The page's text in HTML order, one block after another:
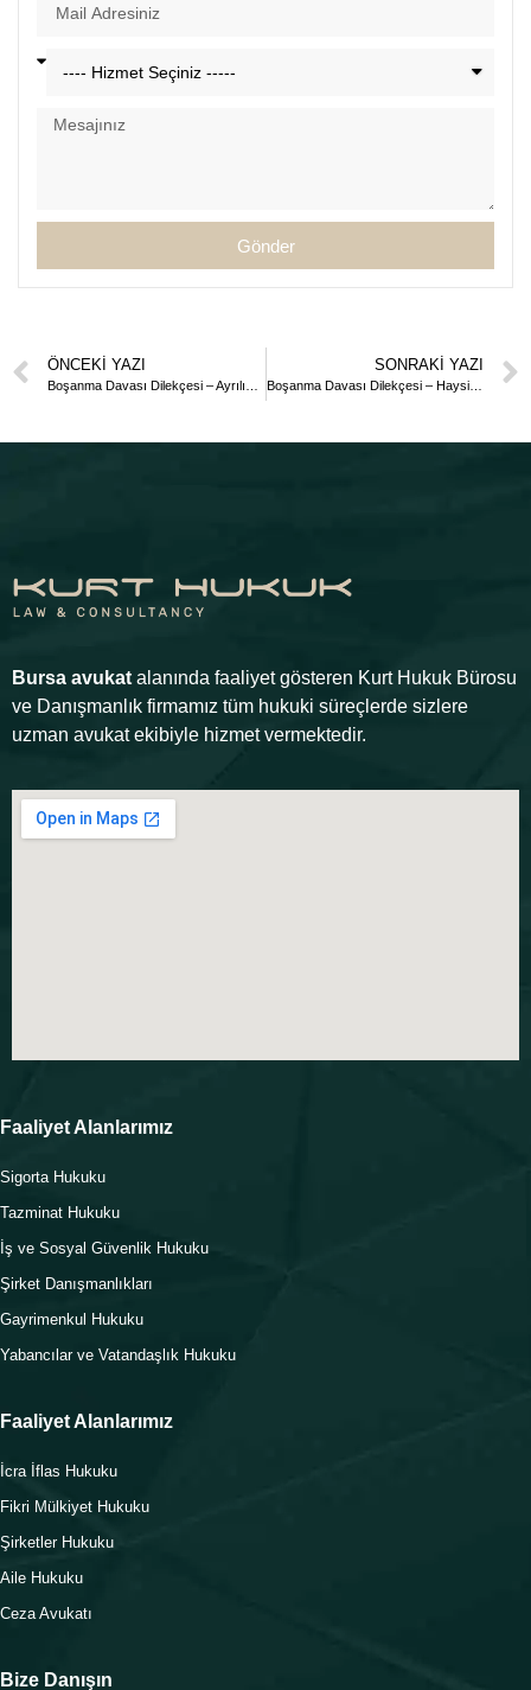
Gönder
ÖNCEKI YAZI SONRAKI YAZI
Boşanma Davası Dilekçesi – Haysiyetsiz Hayat Sürme Nedeniyle
Bursa avukat alanında faaliyet gösteren Kurt Hukuk Bürosu
ve Danışmanlık firmamız tüm hukuki süreçlerde sizlere
uzman avukat ekibiyle hizmet vermektedir.
Faaliyet Alanlarımız
Sigorta Hukuku
Tazminat Hukuku
İş ve Sosyal Güvenlik Hukuku
Şirket Danışmanlıkları
Gayrimenkul Hukuku
Yabancılar ve Vatandaşlık Hukuku
Faaliyet Alanlarımız
İcra İflas Hukuku
Fikri Mülkiyet Hukuku
Şirketler Hukuku
Aile Hukuku
Ceza Avukatı
Bize Danışın